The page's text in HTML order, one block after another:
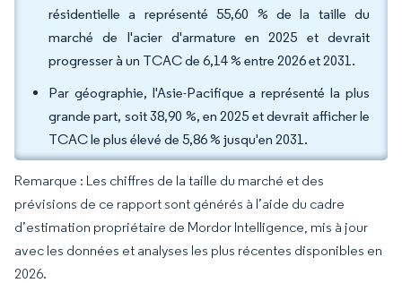
résidentielle a représenté 55,60 % de la taille du
marché de l'acier d'armature en 2025 et devrait
progresser à un TCAC de 6,14 % entre 2026 et 2031.
Par géographie, l'Asie-Pacifique a représenté la plus
grande part, soit 38,90 %, en 2025 et devrait afficher le
TCAC le plus élevé de 5,86 % jusqu'en 2031.
Remarque : Les chiffres de la taille du marché et des
prévisions de ce rapport sont générés à l’aide du cadre
d’estimation propriétaire de Mordor Intelligence, mis à jour
avec les données et analyses les plus récentes disponibles en
2026.